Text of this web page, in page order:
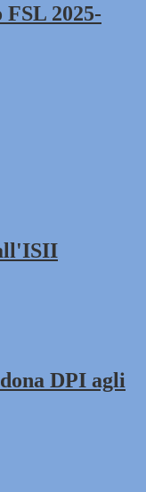
2025-
DPI agli